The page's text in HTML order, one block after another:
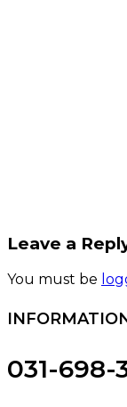
Leave a
You must be
031-698-